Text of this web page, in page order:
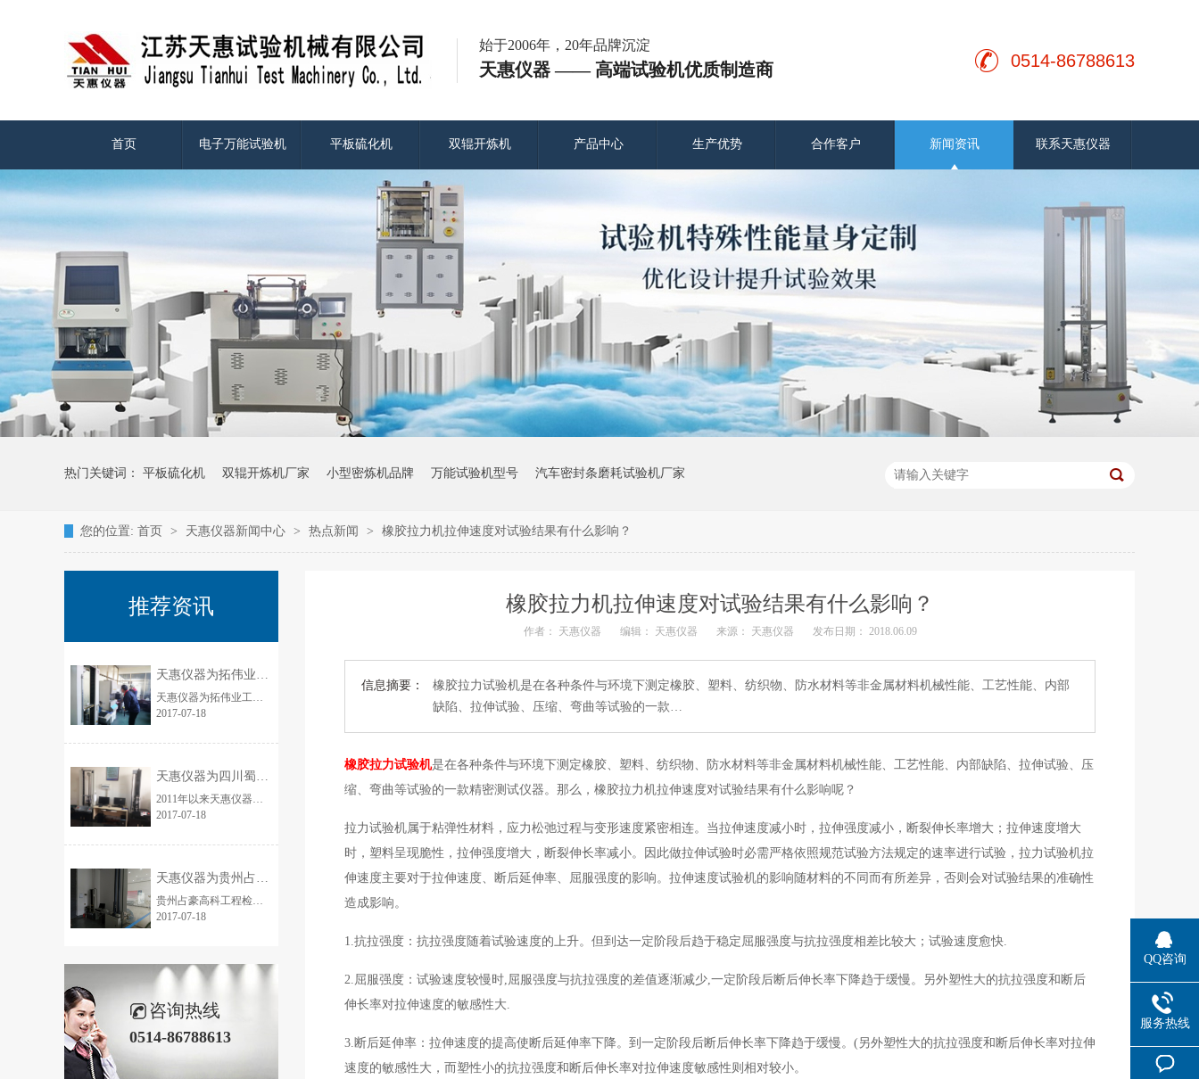
始于2006年，20年品牌沉淀
天惠仪器 —— 高端试验机优质制造商 0514-86788613
首页 电子万能试验机 平板硫化机 双辊开炼机 产品中心 生产优势 合作客户 新闻资讯 联系天惠仪器
热门关键词： 平板硫化机 双辊开炼机厂家 小型密炼机品牌 万能试验机型号 汽车密封条磨耗试验机厂家
您的位置: 首页 > 天惠仪器新闻中心 > 热点新闻 > 橡胶拉力机拉伸速度对试验结果有什么影响？
橡胶拉力机拉伸速度对试验结果有什么影响？
作者： 天惠仪器 编辑： 天惠仪器 来源： 天惠仪器 发布日期： 2018.06.09
信息摘要：
橡胶拉力试验机是在各种条件与环境下测定橡胶、塑料、纺织物、防水材料等非金属材料机械性能、工艺性能、内部
缺陷、拉伸试验、压缩、弯曲等试验的一款…
橡胶拉力试验机是在各种条件与环境下测定橡胶、塑料、纺织物、防水材料等非金属材料机械性能、工艺性能、内部缺陷、拉伸试验、压
缩、弯曲等试验的一款精密测试仪器。那么，橡胶拉力机拉伸速度对试验结果有什么影响呢？
拉力试验机属于粘弹性材料，应力松弛过程与变形速度紧密相连。当拉伸速度减小时，拉伸强度减小，断裂伸长率增大；拉伸速度增大
时，塑料呈现脆性，拉伸强度增大，断裂伸长率减小。因此做拉伸试验时必需严格依照规范试验方法规定的速率进行试验，拉力试验机拉
伸速度主要对于拉伸速度、断后延伸率、屈服强度的影响。拉伸速度试验机的影响随材料的不同而有所差异，否则会对试验结果的准确性
造成影响。
1.抗拉强度：抗拉强度随着试验速度的上升。但到达一定阶段后趋于稳定屈服强度与抗拉强度相差比较大；试验速度愈快.
2.屈服强度：试验速度较慢时,屈服强度与抗拉强度的差值逐渐减少,一定阶段后断后伸长率下降趋于缓慢。另外塑性大的抗拉强度和断后
伸长率对拉伸速度的敏感性大.
3.断后延伸率：拉伸速度的提高使断后延伸率下降。到一定阶段后断后伸长率下降趋于缓慢。(另外塑性大的抗拉强度和断后伸长率对拉伸
速度的敏感性大，而塑性小的抗拉强度和断后伸长率对拉伸速度敏感性则相对较小。
推荐资讯
天惠仪器为拓伟业工贸生产汽车配件企业提供电子万能试验机
天惠仪器为拓伟业工贸生产汽车配件企业提供电子万能试验机.，硫化仪，门尼粘度仪，可塑性试验机，双头切片机，电子密度计，低温箱在汽车配件上的应用，经过工程师的培训，邢台远拓工贸有限公司的使用人员已完全掌握操作要领，电子万能试验机的日常维护工作，硫化仪的操作注意事项，门尼粘度仪的妙用，等一系列检测仪器......
2017-07-18
天惠仪器为四川蜀羊防水材料有限公司提供防水材料检测设备
2011年以来天惠仪器一直和四川蜀羊防水材料有限公司有着不断的合作，防水材料检测设备多台，老化试验箱多台，还有熔体流动速率仪，低温箱，不透水仪，测厚仪等实验室检测仪器，主要电子万能试验机可测防水材料最大拉力，抗拉强度，延伸率，撕裂，剥离，穿刺等试验。数据准确，操作简单方便
2017-07-18
天惠仪器为贵州占豪高科工程检测有限公司提供落锤冲击试验机
贵州占豪高科工程检测有限公司遵义分公司在2017年4月在天惠仪器订购了一套塑料管材试验机，代表有落锤冲击试验机，热变形维卡温度测定仪，电子万能试验机。落锤冲击试验机是对工程用塑料管材做自由落体冲击试验。
2017-07-18
咨询热线
0514-86788613
QQ咨询
服务热线